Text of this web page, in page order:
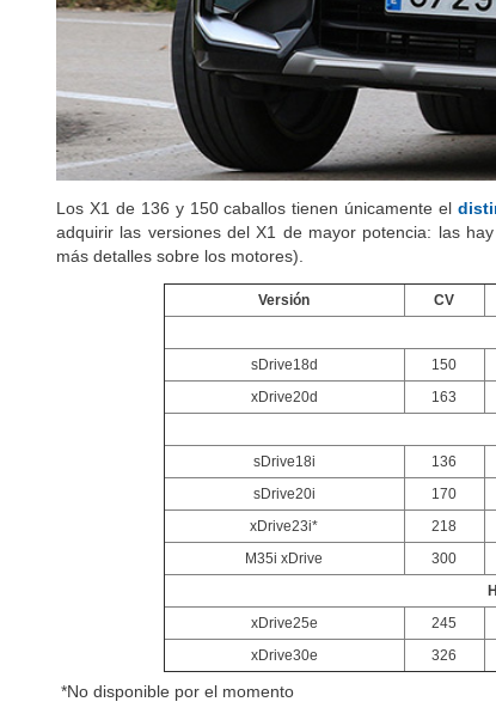
Los X1 de 136 y 150 caballos tienen únicamente el
adquirir las versiones del X1 de mayor potencia: las
más detalles sobre los motores).
Versión CV
sDrive18d
150
xDrive20d
163
sDrive18i
136
sDrive20i
170
xDrive23i*
218
M35i xDrive
300
xDrive25e
245
xDrive30e
326
*No disponible por el momento